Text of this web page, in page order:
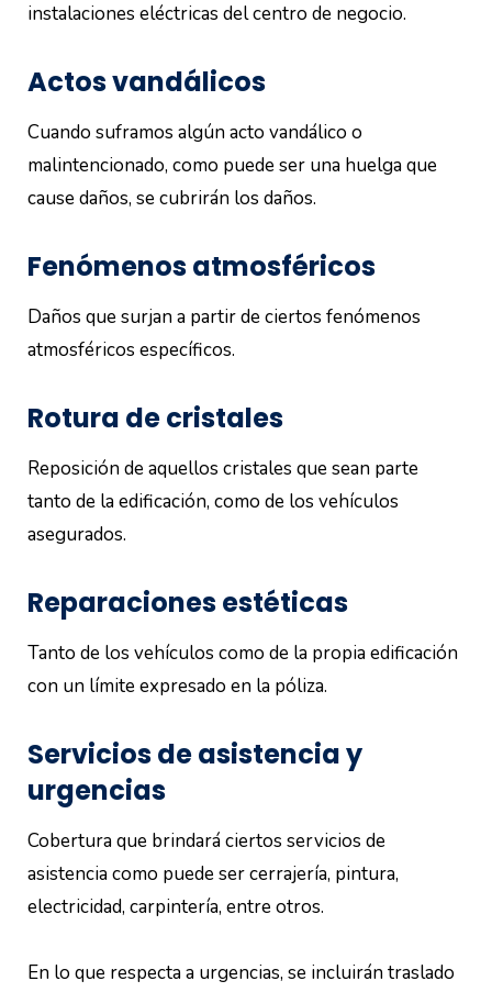
instalaciones eléctricas del centro de negocio.
Actos vandálicos
Cuando suframos algún acto vandálico o
malintencionado, como puede ser una huelga que
cause daños, se cubrirán los daños.
Fenómenos atmosféricos
Daños que surjan a partir de ciertos fenómenos
atmosféricos específicos.
Rotura de cristales
Reposición de aquellos cristales que sean parte
tanto de la edificación, como de los vehículos
asegurados.
Reparaciones estéticas
Tanto de los vehículos como de la propia edificación
con un límite expresado en la póliza.
Servicios de asistencia y
urgencias
Cobertura que brindará ciertos servicios de
asistencia como puede ser cerrajería, pintura,
electricidad, carpintería, entre otros.
En lo que respecta a urgencias, se incluirán traslado